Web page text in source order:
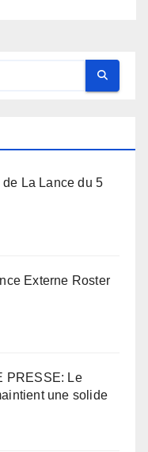
La Lance du 5
Externe Roster
PRESSE: Le
une solide